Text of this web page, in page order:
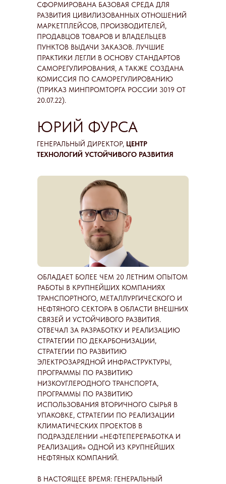
ОБЛАДАЕТ БОЛЕЕ ЧЕМ 20 ЛЕТНИМ ОПЫТОМ
РАБОТЫ В КРУПНЕЙШИХ КОМПАНИЯХ
ТРАНСПОРТНОГО, МЕТАЛЛУРГИЧЕСКОГО И
НЕФТЯНОГО СЕКТОРА В ОБЛАСТИ ВНЕШНИХ
СВЯЗЕЙ И УСТОЙЧИВОГО РАЗВИТИЯ.
ОТВЕЧАЛ ЗА РАЗРАБОТКУ И РЕАЛИЗАЦИЮ
СТРАТЕГИИ ПО ДЕКАРБОНИЗАЦИИ,
СТРАТЕГИИ ПО РАЗВИТИЮ
ЭЛЕКТРОЗАРЯДНОЙ ИНФРАСТРУКТУРЫ,
ПРОГРАММЫ ПО РАЗВИТИЮ
НИЗКОУГЛЕРОДНОГО ТРАНСПОРТА,
ПРОГРАММЫ ПО РАЗВИТИЮ
ИСПОЛЬЗОВАНИЯ ВТОРИЧНОГО СЫРЬЯ В
УПАКОВКЕ, СТРАТЕГИИ ПО РЕАЛИЗАЦИИ
КЛИМАТИЧЕСКИХ ПРОЕКТОВ В
ПОДРАЗДЕЛЕНИИ «НЕФТЕПЕРЕРАБОТКА И
РЕАЛИЗАЦИЯ» ОДНОЙ ИЗ КРУПНЕЙШИХ
НЕФТЯНЫХ КОМПАНИЙ.
В НАСТОЯЩЕЕ ВРЕМЯ: ГЕНЕРАЛЬНЫЙ
ЮРИЙ ФУРСА
ГЕНЕРАЛЬНЫЙ ДИРЕКТОР, ЦЕНТР
ТЕХНОЛОГИЙ УСТОЙЧИВОГО РАЗВИТИЯ
СФОРМИРОВАНА БАЗОВАЯ СРЕДА ДЛЯ
РАЗВИТИЯ ЦИВИЛИЗОВАННЫХ ОТНОШЕНИЙ
МАРКЕТПЛЕЙСОВ, ПРОИЗВОДИТЕЛЕЙ,
ПРОДАВЦОВ ТОВАРОВ И ВЛАДЕЛЬЦЕВ
ПУНКТОВ ВЫДАЧИ ЗАКАЗОВ. ЛУЧШИЕ
ПРАКТИКИ ЛЕГЛИ В ОСНОВУ СТАНДАРТОВ
САМОРЕГУЛИРОВАНИЯ, А ТАКЖЕ СОЗДАНА
КОМИССИЯ ПО САМОРЕГУЛИРОВАНИЮ
(ПРИКАЗ МИНПРОМТОРГА РОССИИ 3019 ОТ
20.07.22).